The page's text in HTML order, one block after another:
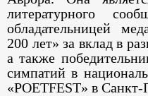
литературного
обладательницей
200 лет» за вклад в
а также
симпатий в
«POETFEST» в Санкт-